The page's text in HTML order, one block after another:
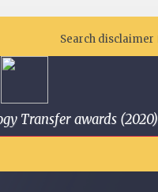
Search disclaimer
Transfer awards (2020)